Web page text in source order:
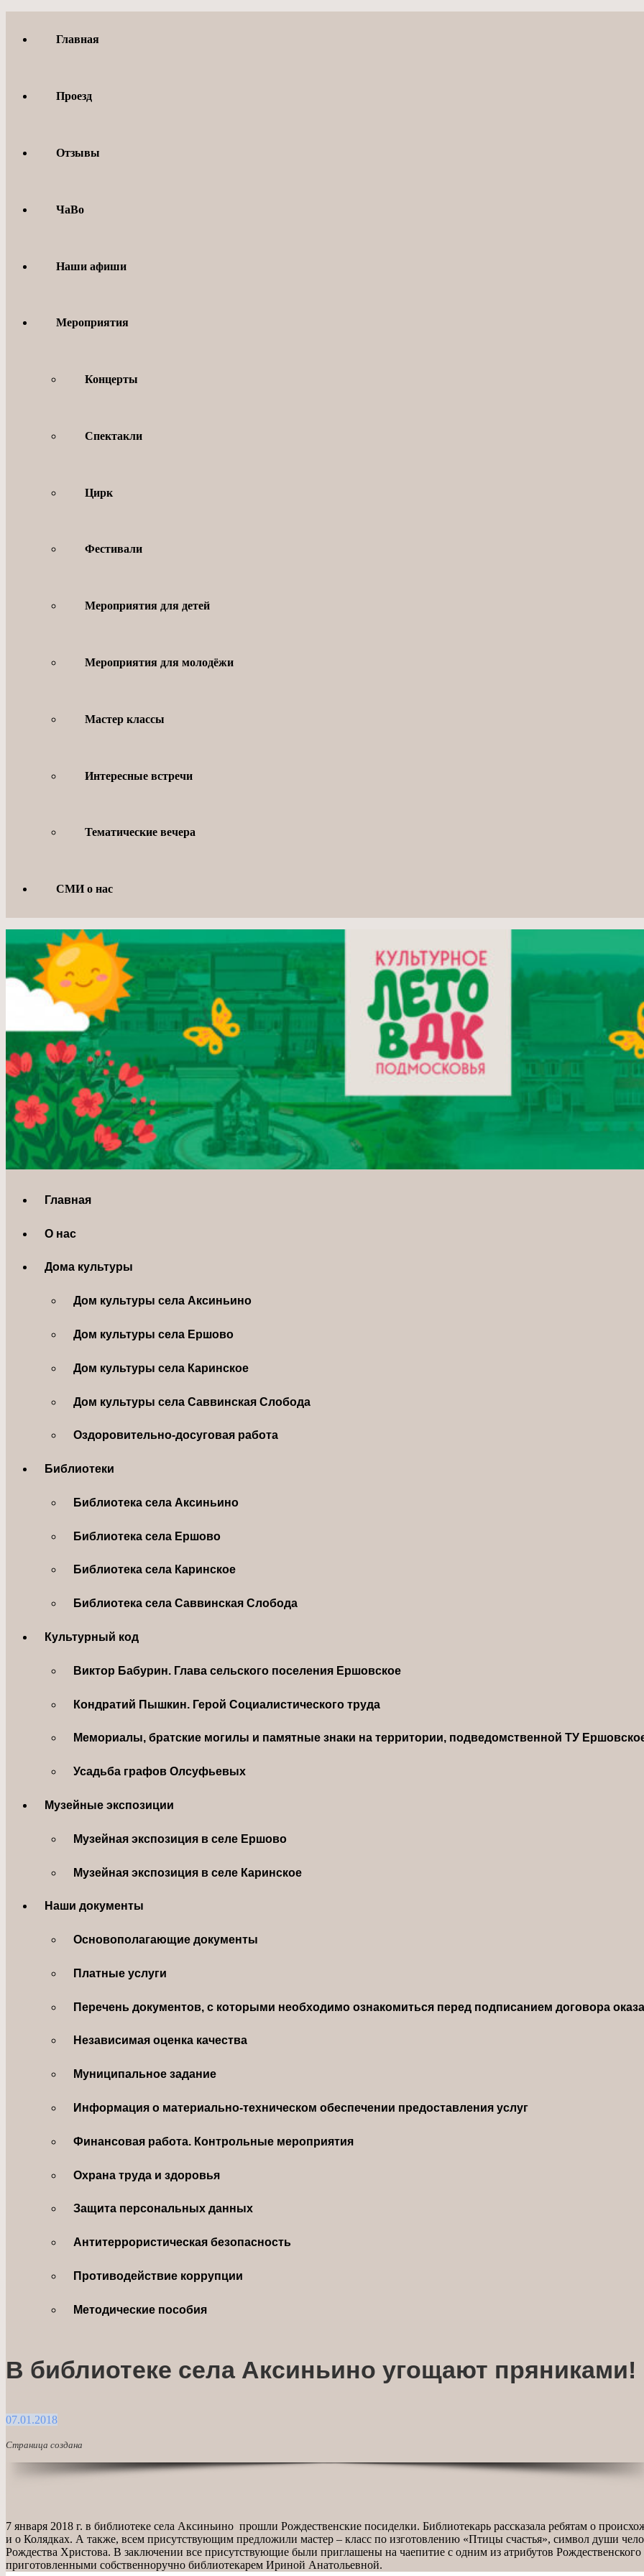
содержимомуГлавная
Проезд
Отзывы
ЧаВо
Наши афиши
Мероприятия
Концерты
Спектакли
Цирк
Фестивали
Мероприятия для детей
Мероприятия для молодёжи
Мастер классы
Интересные встречи
Тематические вечера
СМИ о нас
Главная
О нас
Дома культуры
Дом культуры села Аксиньино
Дом культуры села Ершово
Дом культуры села Каринское
Дом культуры села Саввинская Слобода
Оздоровительно-досуговая работа
Библиотеки
Библиотека села Аксиньино
Библиотека села Ершово
Библиотека села Каринское
Библиотека села Саввинская Слобода
Культурный код
Виктор Бабурин. Глава сельского поселения Ершовское
Кондратий Пышкин. Герой Социалистического труда
Мемориалы, братские могилы и памятные знаки на территории, подведомственной ТУ
Усадьба графов Олсуфьевых
Музейные экспозиции
Музейная экспозиция в селе Ершово
Музейная экспозиция в селе Каринское
Наши документы
Основополагающие документы
Платные услуги
Перечень документов, с которыми необходимо ознакомиться перед подписанием договора
Независимая оценка качества
Муниципальное задание
Информация о материально-техническом обеспечении предоставления услуг
Финансовая работа. Контрольные мероприятия
Охрана труда и здоровья
Защита персональных данных
Антитеррористическая безопасность
Противодействие коррупции
Методические пособия
В библиотеке села Аксиньино угощают пряниками!
07.01.2018
Страница создана
7 января 2018 г. в библиотеке села Аксиньино прошли Рождественские посиделки. Библиотекарь рассказала ребятам о
и о Колядках. А также, всем присутствующим предложили мастер – класс по изготовлению «Птицы счастья», символ души
Рождества Христова. В заключении все присутствующие были приглашены на чаепитие с одним из атрибутов
приготовленными собственноручно библиотекарем Ириной Анатольевной.